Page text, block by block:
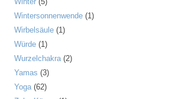
Wintersonnenwende (1)
Wirbelsäule (1)
Würde (1)
Wurzelchakra(2)
Yamas (3)
Yoga(62)